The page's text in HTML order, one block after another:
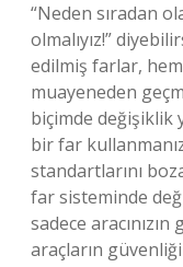
“Neden sıradan
olmalıyız!”
edilmiş farlar, hem
muayeneden
biçimde değişiklik
bir far
standartlarını
far sisteminde
sadece
araçların